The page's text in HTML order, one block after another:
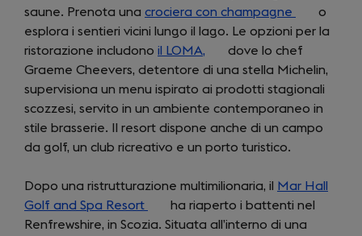
saune. Prenota una crociera con champagne
(opens
in
a
new
tab)
o
esplora i sentieri vicini lungo il lago. Le opzioni per la
ristorazione includono il LOMA, (opens
in
a
new
tab)
dove lo chef
Graeme Cheevers, detentore di una stella Michelin,
supervisiona un menu ispirato ai prodotti stagionali
scozzesi, servito in un ambiente contemporaneo in
stile brasserie. Il resort dispone anche di un campo
da golf, un club ricreativo e un porto turistico.
Dopo una ristrutturazione multimilionaria, il
Mar Hall
Golf and Spa Resort
(opens
in
ha riaperto i battenti nel
Renfrewshire, in Scozia. Situata all’interno di una